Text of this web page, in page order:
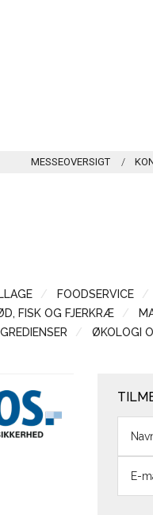
MESSEOVERSIGT
FOODSERVICE
FISK OG FJERKRÆ
ØKOLOGI